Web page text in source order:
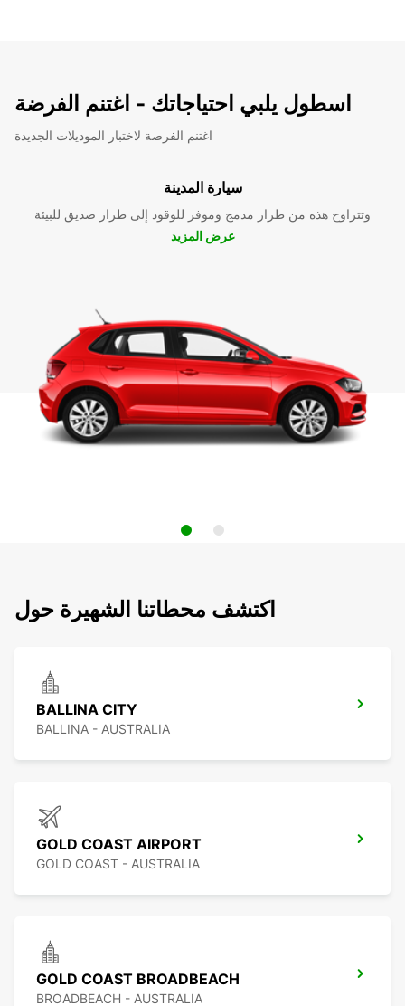
اسطول يلبي احتياجاتك - اغتنم الفرضة
اغتنم الفرصة لاختبار الموديلات الجديدة
سيارة المدينة
وتتراوح هذه من طراز مدمج وموفر للوقود إلى طراز صديق للبيئة
عرض المزيد
اكتشف محطاتنا الشهيرة حول
BALLINA CITY
BALLINA - AUSTRALIA
GOLD COAST AIRPORT
GOLD COAST - AUSTRALIA
GOLD COAST BROADBEACH
BROADBEACH - AUSTRALIA